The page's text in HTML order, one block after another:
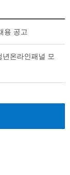
용 공고
년온라인패널 모